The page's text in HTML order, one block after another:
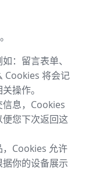
：留言表单、
Cookies 将会记
操作。
息，Cookies
您下次返回这
Cookies 允许
你的设备展示